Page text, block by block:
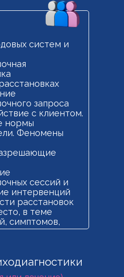
систем и
запроса
с клиентом.
нормы
Феномены
сессий и
интервенций
расстановок
в теме
симптомов,